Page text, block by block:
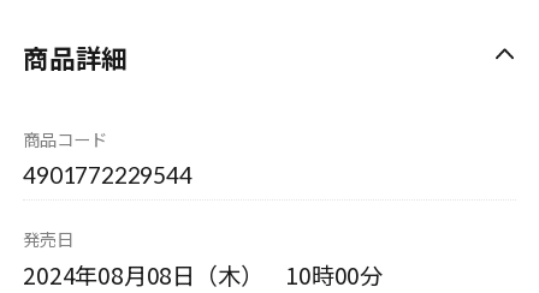
商品詳細
商品コード
4901772229544
発売日
2024年08月08日（木） 10時00分